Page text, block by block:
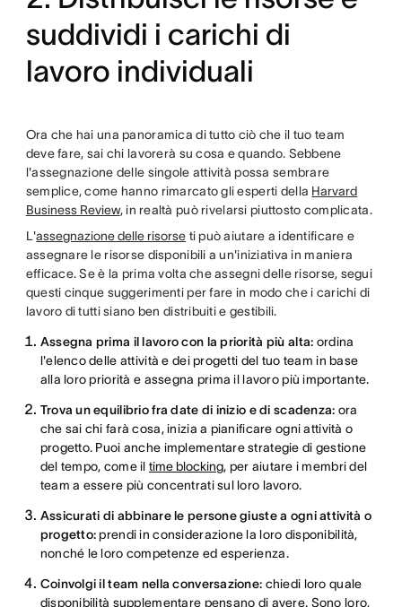
suddividi i carichi di
lavoro individuali
Ora che hai una panoramica di tutto ciò che il tuo team
deve fare, sai chi lavorerà su cosa e quando. Sebbene
l'assegnazione delle singole attività possa sembrare
semplice, come hanno rimarcato gli esperti della Harvard
Business Review, in realtà può rivelarsi piuttosto complicata.
L'assegnazione delle risorse ti può aiutare a identificare e
assegnare le risorse disponibili a un'iniziativa in maniera
efficace. Se è la prima volta che assegni delle risorse, segui
questi cinque suggerimenti per fare in modo che i carichi di
lavoro di tutti siano ben distribuiti e gestibili.
Assegna prima il lavoro con la priorità più alta: ordina
l'elenco delle attività e dei progetti del tuo team in base
alla loro priorità e assegna prima il lavoro più importante.
Trova un equilibrio fra date di inizio e di scadenza: ora
che sai chi farà cosa, inizia a pianificare ogni attività o
progetto. Puoi anche implementare strategie di gestione
del tempo, come il time blocking, per aiutare i membri del
team a essere più concentrati sul loro lavoro.
Assicurati di abbinare le persone giuste a ogni attività o
progetto:prendi in considerazione la loro disponibilità,
nonché le loro competenze ed esperienza.
Coinvolgi il team nella conversazione: chiedi loro quale
disponibilità supplementare pensano di avere. Sono loro,